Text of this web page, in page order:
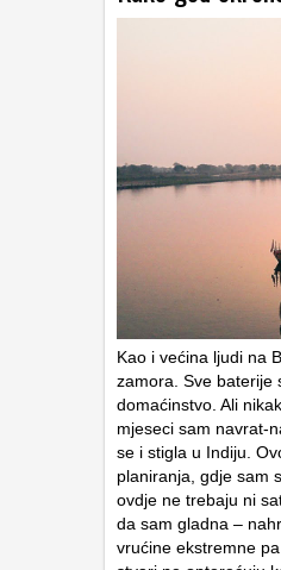
Kao i većina ljudi na
zamora. Sve baterije
domaćinstvo. Ali
mjeseci sam navrat-
se i stigla u Indiju.
planiranja, gdje sam
ovdje ne trebaju ni
da sam gladna –
vrućine ekstremne